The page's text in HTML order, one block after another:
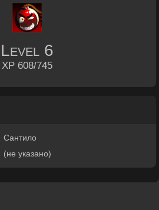
Level 6
XP 608/745
Сантило
(не указано)